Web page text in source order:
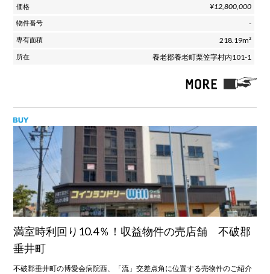
¥12,800,000
-
218.19m²
養老郡養老町栗笠字村内101-1
満室時利回り10.4％！収益物件の売店舗 不破郡
垂井町
不破郡垂井町の博愛会病院西、「流」交差点角に位置する売物件のご紹介